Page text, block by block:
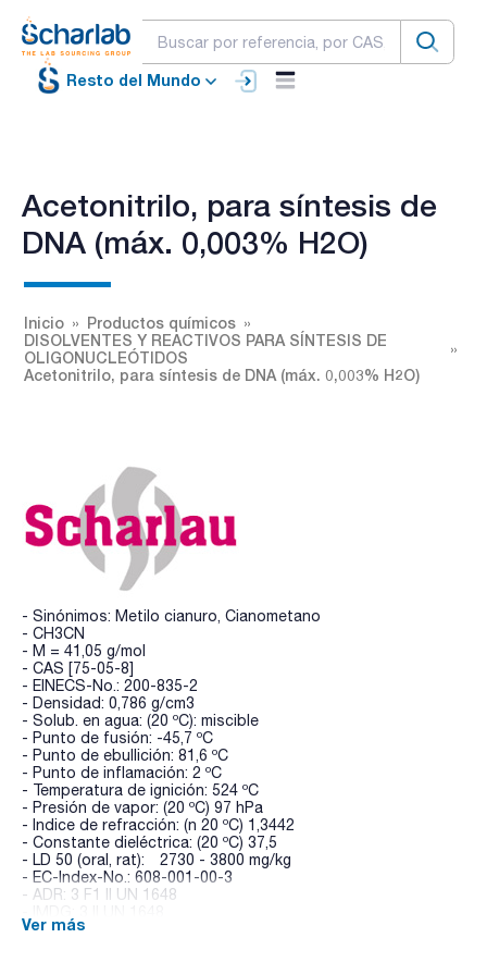
Resto del Mundo
Acetonitrilo, para síntesis de
DNA (máx. 0,003% H2O)
Inicio
Productos químicos
DISOLVENTES Y REACTIVOS PARA SÍNTESIS DE
OLIGONUCLEÓTIDOS
Acetonitrilo, para síntesis de DNA (máx. 0,003% H2O)
- Sinónimos: Metilo cianuro, Cianometano
- CH3CN
- M = 41,05 g/mol
- CAS [75-05-8]
- EINECS-No.: 200-835-2
- Densidad: 0,786 g/cm3
- Solub. en agua: (20 ºC): miscible
- Punto de fusión: -45,7 ºC
- Punto de ebullición: 81,6 ºC
- Punto de inflamación: 2 ºC
- Temperatura de ignición: 524 ºC
- Presión de vapor: (20 ºC) 97 hPa
- Indice de refracción: (n 20 ºC) 1,3442
- Constante dieléctrica: (20 ºC) 37,5
- LD 50 (oral, rat): 2730 - 3800 mg/kg
- EC-Index-No.: 608-001-00-3
- ADR: 3 F1 II UN 1648
- IATA/ICAO: 3 II UN 1648
Ver más